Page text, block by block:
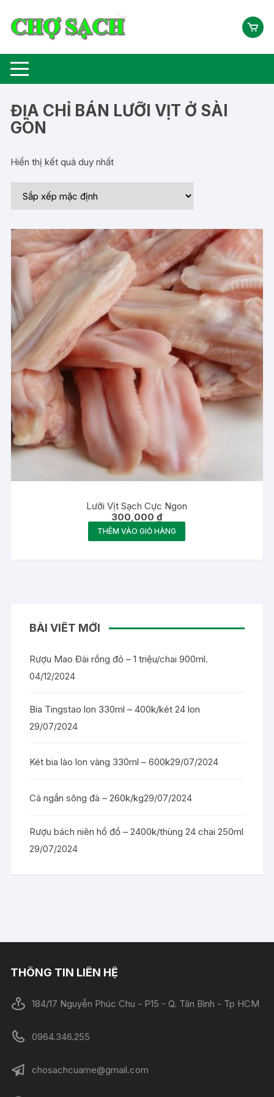
ĐỊA CHỈ BÁN LƯỠI VỊT Ở SÀI
GÒN
Hiển thị kết quả duy nhất
Lưỡi Vịt Sạch Cực Ngon
300,000₫
THÊM VÀO GIỎ HÀNG
BÀI VIẾT MỚI
Rượu Mao Đài rồng đỏ – 1 triệu/chai 900ml.
04/12/2024
Bia Tingstao lon 330ml – 400k/két 24 lon
29/07/2024
Két bia lào lon vàng 330ml – 600k29/07/2024
Cá ngần sông đà – 260k/kg29/07/2024
Rượu bách niên hồ đồ – 2400k/thùng 24 chai 250ml
29/07/2024
THÔNG TIN LIÊN HỆ
184/17 Nguyễn Phúc Chu - P15 - Q. Tân Bình - Tp HCM
0964.346.255
chosachcuame@gmail.com